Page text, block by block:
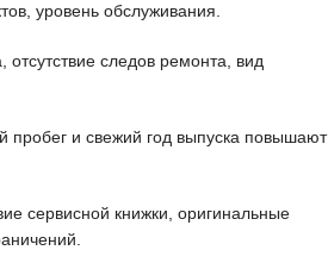
уровень обслуживания.
отсутствие следов ремонта, вид
пробег и свежий год выпуска повышают
сервисной книжки, оригинальные